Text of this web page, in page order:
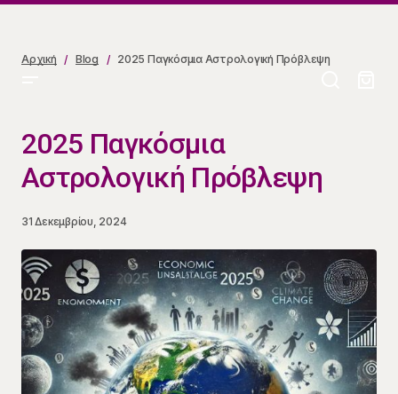
Αρχική Blog 2025 Παγκόσμια Αστρολογική Πρόβλεψη
2025 Παγκόσμια
Αστρολογική Πρόβλεψη
31 Δεκεμβρίου, 2024